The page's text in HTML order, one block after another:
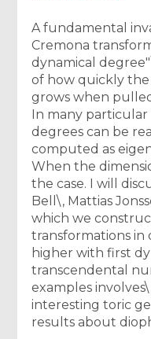
A fundamental
Cremona
dynamical
of how quickly
grows when
In many particular
degrees can be
computed as
When the
the case. I will
Bell\, Mattias
which we
transformations in
higher with first
transcendental
examples
interesting toric
results about